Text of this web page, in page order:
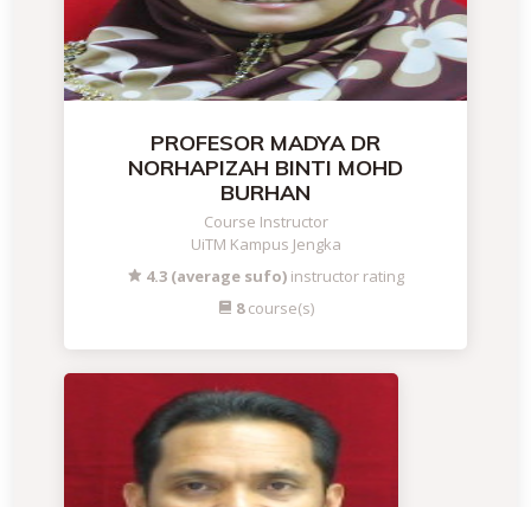
PROFESOR MADYA DR
NORHAPIZAH BINTI MOHD
BURHAN
Course Instructor
UiTM Kampus Jengka
4.3 (average sufo) instructor rating
8course(s)